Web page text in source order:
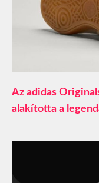
Az adidas
alakította a